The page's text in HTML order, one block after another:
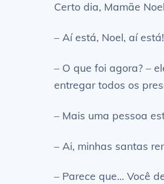
Certo dia, Mamãe
– Aí está, Noel, aí
– O que foi agora? –
entregar todos os
– Mais uma pessoa
– Ai, minhas santas
– Parece que… Você